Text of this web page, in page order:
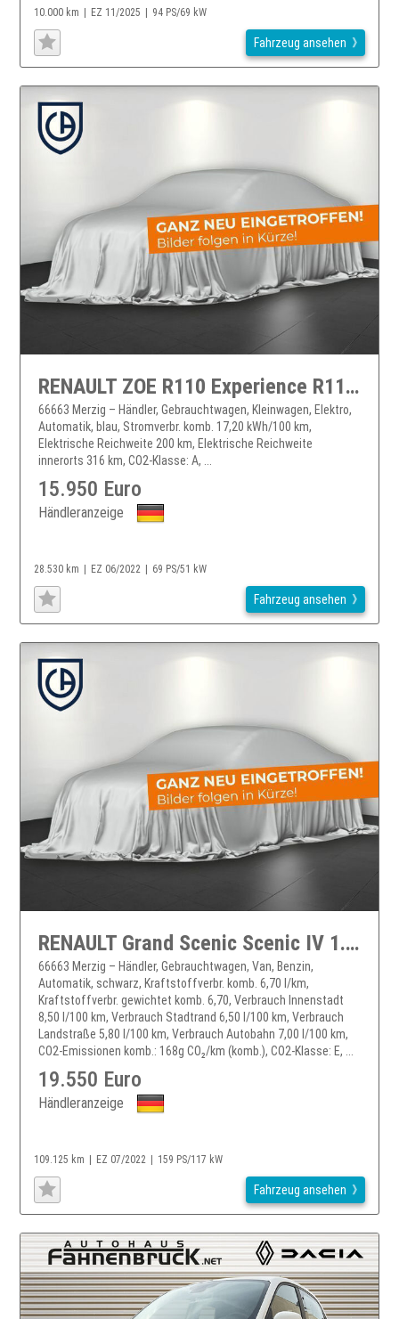
10.000 km EZ 11/2025 94 PS/69 kW
Fahrzeug ansehen
RENAULT ZOE R110 Experience R110/Z.E. 50
66663 Merzig – Händler, Gebrauchtwagen, Kleinwagen, Elektro,
Automatik, blau, Stromverbr. komb. 17,20 kWh/100 km,
Elektrische Reichweite 200 km, Elektrische Reichweite
innerorts 316 km, CO2-Klasse: A, ...
15.950 Euro
Händleranzeige
28.530 km EZ 06/2022 69 PS/51 kW
Fahrzeug ansehen
RENAULT Grand Scenic Scenic IV 1.3 TCe 160 Black Edition
66663 Merzig – Händler, Gebrauchtwagen, Van, Benzin,
Automatik, schwarz, Kraftstoffverbr. komb. 6,70 l/km,
Kraftstoffverbr. gewichtet komb. 6,70, Verbrauch Innenstadt
8,50 l/100 km, Verbrauch Stadtrand 6,50 l/100 km, Verbrauch
Landstraße 5,80 l/100 km, Verbrauch Autobahn 7,00 l/100 km,
CO2-Emissionen komb.: 168g CO₂/km (komb.), CO2-Klasse: E, ...
19.550 Euro
Händleranzeige
109.125 km EZ 07/2022 159 PS/117 kW
Fahrzeug ansehen